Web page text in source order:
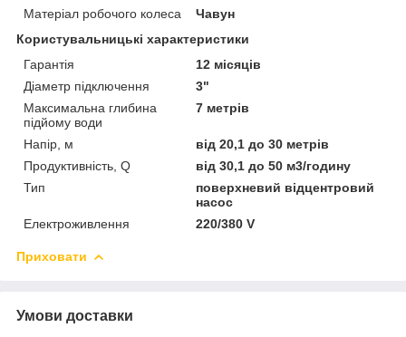
Матеріал робочого колеса
Чавун
Користувальницькі характеристики
Гарантія
12 місяців
Діаметр підключення
3"
Максимальна глибина
підйому води
7 метрів
Напір, м
від 20,1 до 30 метрів
Продуктивність, Q
від 30,1 до 50 м3/годину
Тип
поверхневий відцентровий
насос
Електроживлення
220/380 V
Приховати
Умови доставки